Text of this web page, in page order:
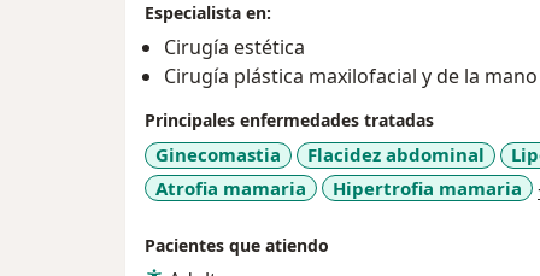
de Medellin con la ultima tecnología en
Profesional especializado de la
Manuel Uribe (1999). Miembro de la
de la Sociedad Colombiana de Cirugía
Especialista en:
Cirugía estética
Cirugía plástica maxilofacial y de la mano
Principales enfermedades tratadas
Ginecomastia Flacidez abdominal
Atrofia mamaria
Hipertrofia mamaria
Pacientes que atiendo